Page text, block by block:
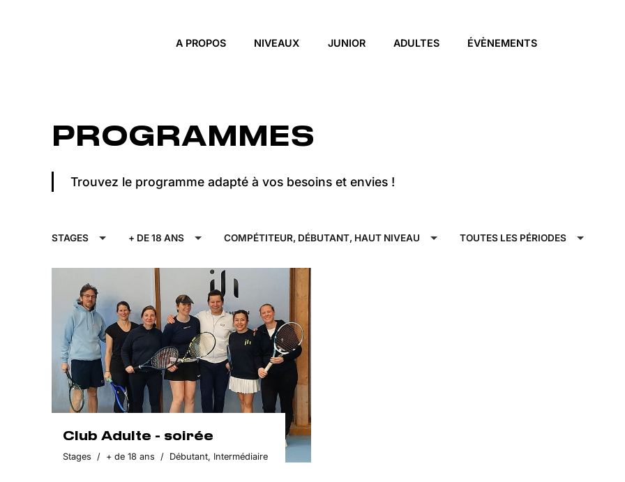
A PROPOS NIVEAUX JUNIOR ADULTES ÉVÈNEMENTS
PROGRAMMES
Trouvez le programme adapté à vos besoins et envies !
STAGES + DE 18 ANS COMPÉTITEUR, DÉBUTANT, HAUT NIVEAU TOUTES LES PÉRIODES
Club Adulte - soirée
Stages / + de 18 ans / Débutant, Intermédiaire